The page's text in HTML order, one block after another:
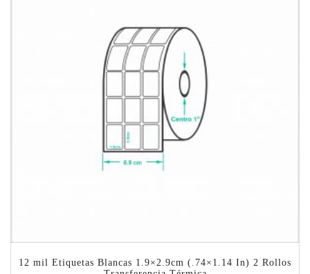
12 mil Etiquetas Blancas 1.9×2.9cm (.74×1.14 In) 2 Rollos